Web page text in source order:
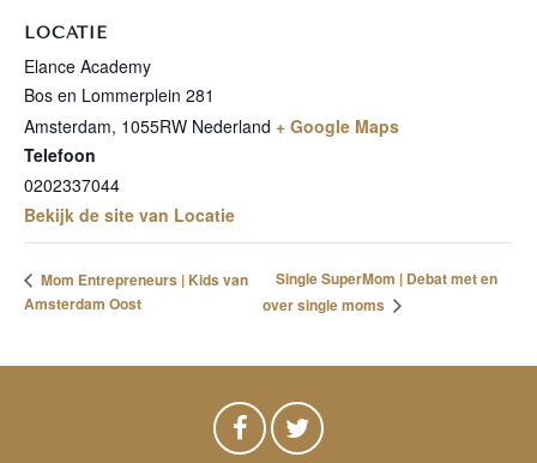
LOCATIE
Elance Academy
Bos en Lommerplein 281
Amsterdam, 1055RW Nederland + Google Maps
Telefoon
0202337044
Bekijk de site van Locatie
Mom Entrepreneurs | Kids van
Amsterdam Oost
Single SuperMom | Debat met en
over single moms